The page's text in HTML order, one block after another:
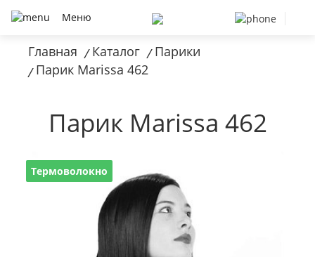
Меню
Главная / Каталог / Парики
/ Парик Marissa 462
Парик Marissa 462
Термоволокно